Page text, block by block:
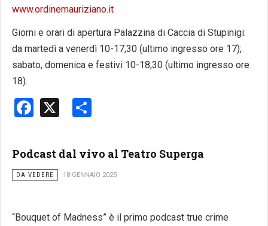
www.ordinemauriziano.it
Giorni e orari di apertura Palazzina di Caccia di Stupinigi:
da martedì a venerdì 10-17,30 (ultimo ingresso ore 17);
sabato, domenica e festivi 10-18,30 (ultimo ingresso ore
18).
Facebook
Podcast dal vivo al Teatro Superga
DA VEDERE 18 GENNAIO 2025
“Bouquet of Madness” è il primo podcast true crime